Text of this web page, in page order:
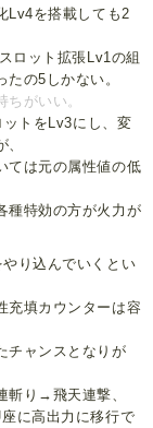
Lv4を搭載しても2
ロット拡張Lv1の組
の5しかない。
がいい。
トをLv3にし、変
ては元の属性値の低
種特効の方が火力が
り込んでいくとい
充填カウンターは容
チャンスとなりが
斬り→飛天連撃、
に高出力に移行で